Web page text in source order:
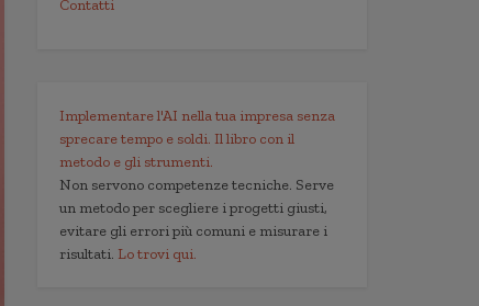
Contatti
Implementare l'AI nella tua impresa senza
sprecare tempo e soldi. Il libro con il
metodo e gli strumenti.
Non servono competenze tecniche. Serve
un metodo per scegliere i progetti giusti,
evitare gli errori più comuni e misurare i
risultati. Lo trovi qui.